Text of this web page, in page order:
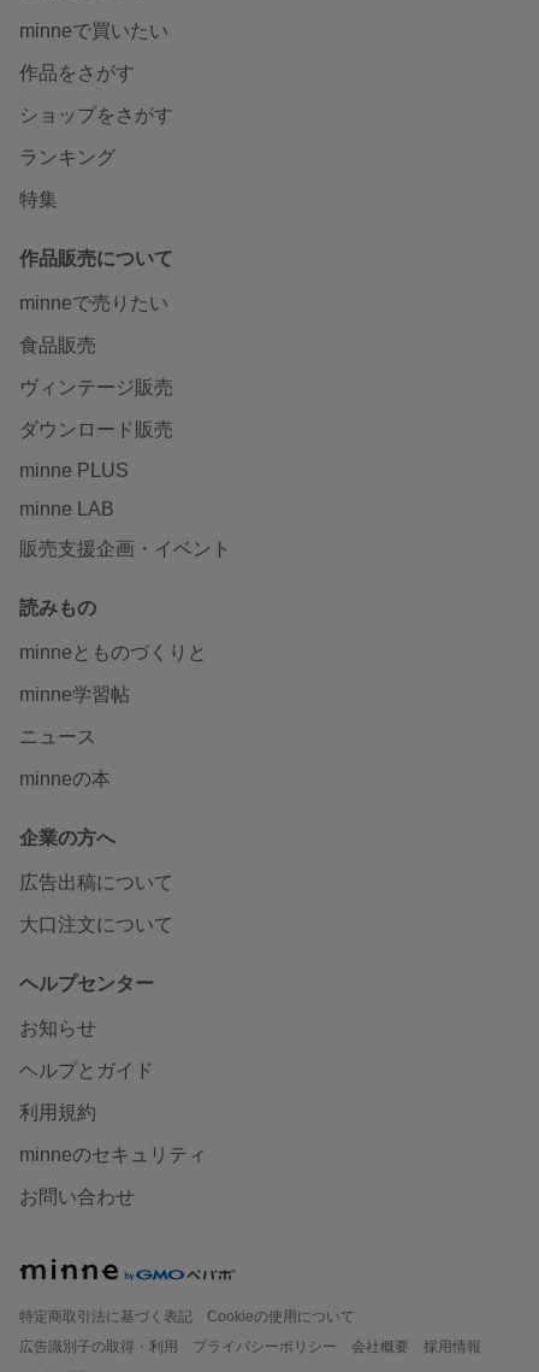
minneで買いたい
作品をさがす
ショップをさがす
ランキング
特集
作品販売について
minneで売りたい
食品販売
ヴィンテージ販売
ダウンロード販売
minne PLUS
minne LAB
販売支援企画・イベント
読みもの
minneとものづくりと
minne学習帖
ニュース
minneの本
企業の方へ
広告出稿について
大口注文について
ヘルプセンター
お知らせ
ヘルプとガイド
利用規約
minneのセキュリティ
お問い合わせ
特定商取引法に基づく表記
Cookieの使用について
広告識別子の取得・利用
プライバシーポリシー 会社概要
採用情報